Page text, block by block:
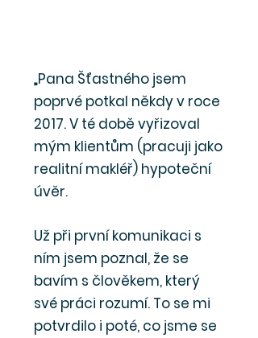
„Pana Šťastného jsem
poprvé potkal někdy v roce
2017. V té době vyřizoval
mým klientům (pracuji jako
realitní makléř) hypoteční
úvěr.
Už při první komunikaci s
ním jsem poznal, že se
bavím s člověkem, který
své práci rozumí. To se mi
potvrdilo i poté, co jsme se